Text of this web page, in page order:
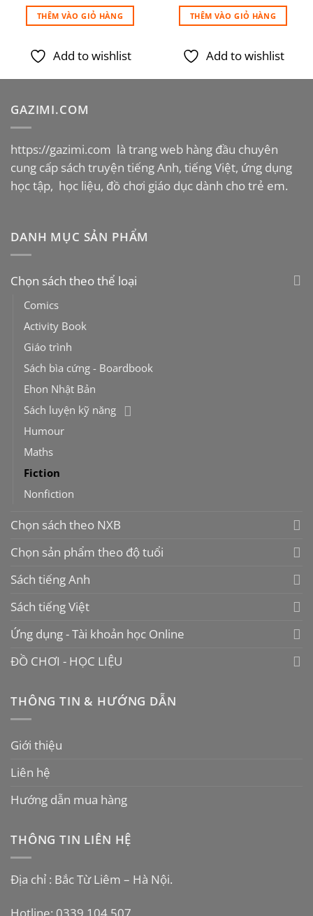
550.000VND.
330.000VND.
THÊM VÀO GIỎ HÀNG
Add to wishlist
là:
2.700.000VND.
tại
là:
THÊM VÀO GIỎ HÀNG
Add to wishlist
GAZIMI.COM
https://gazimi.com là trang web hàng đầu chuyên
cung cấp sách truyện tiếng Anh, tiếng Việt, ứng dụng
học tập, học liệu, đồ chơi giáo dục dành cho trẻ em.
DANH MỤC SẢN PHẨM
Chọn sách theo thể loại
Comics
Activity Book
Giáo trình
Sách bìa cứng - Boardbook
Ehon Nhật Bản
Sách luyện kỹ năng
Humour
Maths
Fiction
Nonfiction
Chọn sách theo NXB
Chọn sản phẩm theo độ tuổi
Sách tiếng Anh
Sách tiếng Việt
Ứng dụng - Tài khoản học Online
ĐỒ CHƠI - HỌC LIỆU
THÔNG TIN & HƯỚNG DẪN
Giới thiệu
Liên hệ
Hướng dẫn mua hàng
THÔNG TIN LIÊN HỆ
Địa chỉ : Bắc Từ Liêm – Hà Nội.
Hotline: 0339 104 507